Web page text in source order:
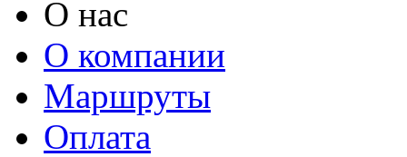
О нас
О компании
Маршруты
Оплата